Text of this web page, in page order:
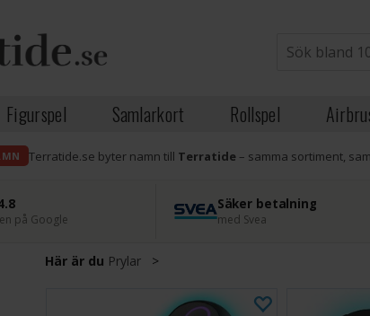
Figurspel Samlarkort Rollspel
Terratide.se byter namn till Terratide– samma sortiment,
på Google
Säker betalning
med Svea
Här är du Prylar >